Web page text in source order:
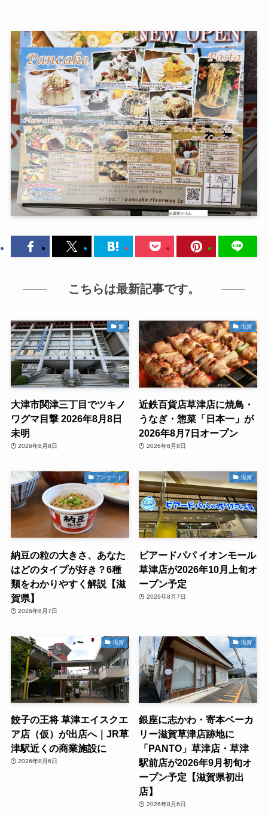
こちらは最新記事です。
熊
大津市関津三丁目でツキノ
ワグマ目撃 2026年8月8日
未明
2026年8月8日
滋賀
近鉄百貨店草津店に焼鳥・
うなぎ・惣菜「日本一」が
2026年8月7日オープン
2026年8月8日
アンケート
納豆の粒の大きさ、あなた
はどのタイプが好き？6種
類をわかりやすく解説【滋
賀県】
2026年8月7日
滋賀
ビアードパパ イオンモール
草津店が2026年10月上旬オ
ープン予定
2026年8月7日
滋賀
餃子の王将 草津エイスクエ
ア店（仮）が出店へ｜JR草
津駅近くの商業施設に
2026年8月6日
滋賀
銀座に志かわ・寄本ベーカ
リー滋賀草津店跡地に
「PANTO」草津店・草津
駅前店が2026年9月初旬オ
ープン予定【滋賀県初出
店】
2026年8月6日